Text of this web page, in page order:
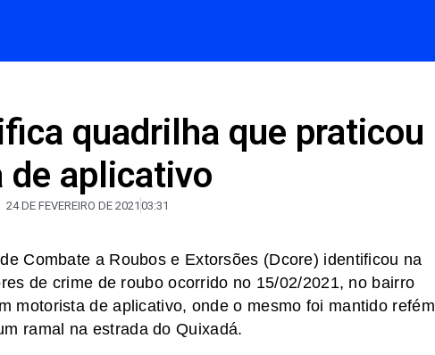
quadrilha que praticou
de aplicativo
24 DE FEVEREIRO DE 2021 03:31
Combate a Roubos e Extorsões (Dcore) identificou na
de crime de roubo ocorrido no 15/02/2021, no bairro
motorista de aplicativo, onde o mesmo foi mantido refém
ramal na estrada do Quixadá.